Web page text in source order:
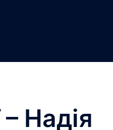
– Надія